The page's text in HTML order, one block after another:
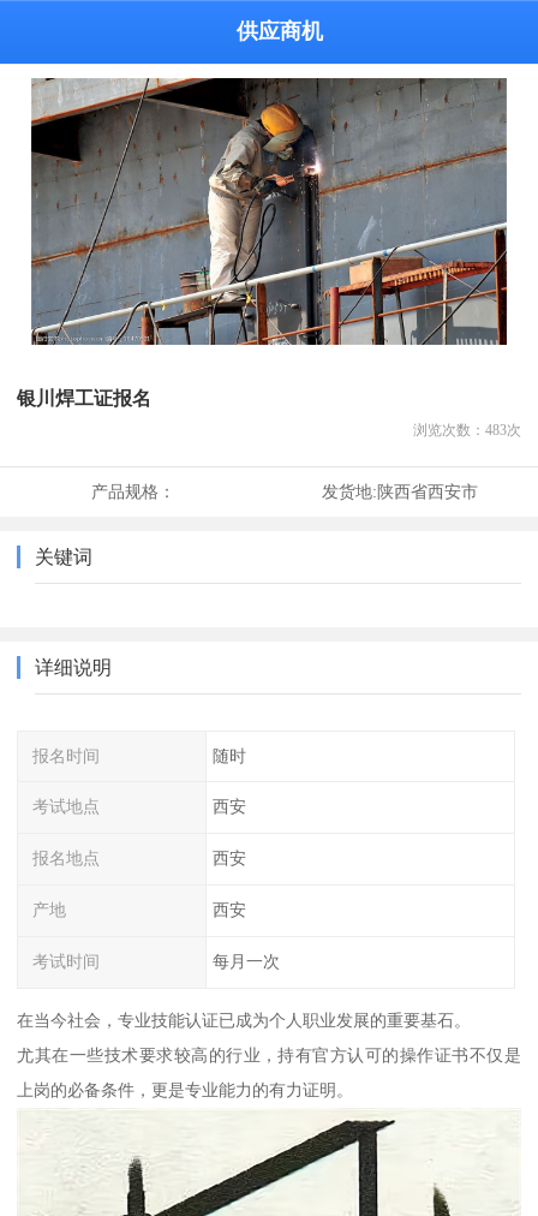
供应商机
银川焊工证报名
浏览次数： 483次
产品规格： 发货地:陕西省西安市
关键词
详细说明
报名时间 随时
考试地点 西安
报名地点 西安
产地 西安
考试时间 每月一次
在当今社会，专业技能认证已成为个人职业发展的重要基石。
尤其在一些技术要求较高的行业，持有官方认可的操作证书不仅是
上岗的必备条件，更是专业能力的有力证明。